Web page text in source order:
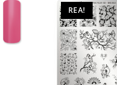
REA!